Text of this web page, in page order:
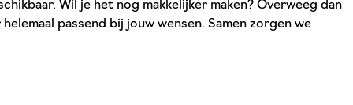
Wil je het nog makkelijker maken? Overweeg dan
passend bij jouw wensen. Samen zorgen we